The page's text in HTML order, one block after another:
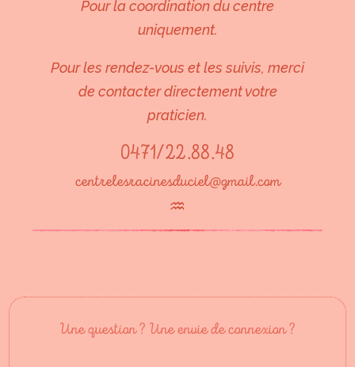
Pour la coordination du centre
uniquement.
Pour les rendez-vous et les suivis, merci
de contacter directement votre
praticien.
0471/22.88.48
centrelesracinesduciel@gmail.com
♒︎
Une question ? Une envie de connexion ?